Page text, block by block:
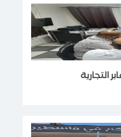
التجارية